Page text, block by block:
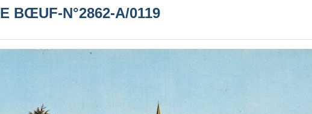
BŒUF-N°2862-A/0119